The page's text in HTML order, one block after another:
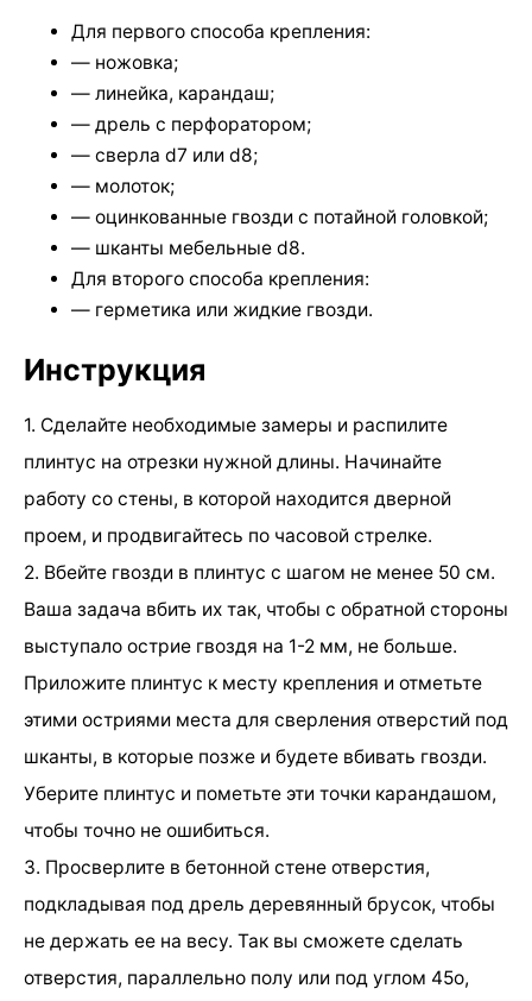
Для первого способа крепления:
— ножовка;
— линейка, карандаш;
— дрель с перфоратором;
— сверла d7 или d8;
— молоток;
— оцинкованные гвозди с потайной головкой;
— шканты мебельные d8.
Для второго способа крепления:
— герметика или жидкие гвозди.
Инструкция
1. Сделайте необходимые замеры и распилите
плинтус на отрезки нужной длины. Начинайте
работу со стены, в которой находится дверной
проем, и продвигайтесь по часовой стрелке.
2. Вбейте гвозди в плинтус с шагом не менее 50 см.
Ваша задача вбить их так, чтобы с обратной стороны
выступало острие гвоздя на 1-2 мм, не больше.
Приложите плинтус к месту крепления и отметьте
этими остриями места для сверления отверстий под
шканты, в которые позже и будете вбивать гвозди.
Уберите плинтус и пометьте эти точки карандашом,
чтобы точно не ошибиться.
3. Просверлите в бетонной стене отверстия,
подкладывая под дрель деревянный брусок, чтобы
не держать ее на весу. Так вы сможете сделать
отверстия, параллельно полу или под углом 45о,